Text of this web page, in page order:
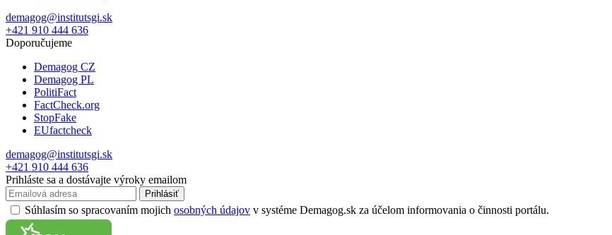
demagog@institutsgi.sk
+421 910 444 636
Doporučujeme
Demagog CZ
Demagog PL
PolitiFact
FactCheck.org
StopFake
EUfactcheck
demagog@institutsgi.sk
+421 910 444 636
Prihláste sa a dostávajte výroky emailom
Prihlásiť
Súhlasím so spracovaním mojich osobných údajov v systéme Demagog.sk za účelom informovania o činnosti portálu.